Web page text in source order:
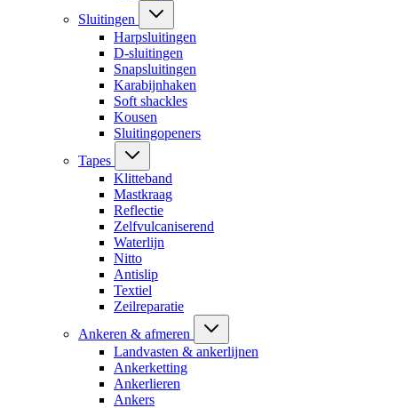
Sluitingen
Harpsluitingen
D-sluitingen
Snapsluitingen
Karabijnhaken
Soft shackles
Kousen
Sluitingopeners
Tapes
Klitteband
Mastkraag
Reflectie
Zelfvulcaniserend
Waterlijn
Nitto
Antislip
Textiel
Zeilreparatie
Ankeren & afmeren
Landvasten & ankerlijnen
Ankerketting
Ankerlieren
Ankers